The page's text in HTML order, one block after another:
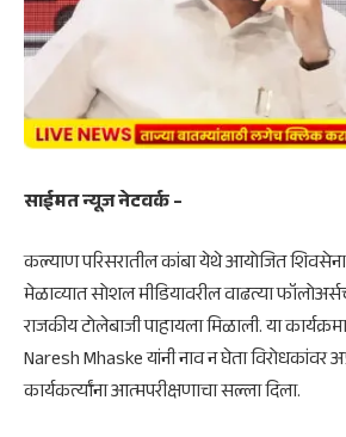
साईमत न्यूज नेटवर्क –
कल्याण परिसरातील कांबा येथे आयोजित शिवसेना
मेळाव्यात सोशल मीडियावरील वाढत्या
राजकीय टोलेबाजी पाहायला मिळाली. या
Naresh Mhaskeयांनी नाव न घेता विरोधकांवर
कार्यकर्त्यांना आत्मपरीक्षणाचा सल्ला दिला.